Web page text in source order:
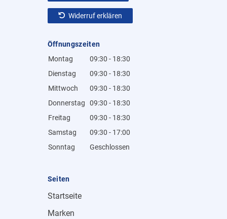
Widerruf erklären
Öffnungszeiten
Montag
09:30 - 18:30
Dienstag
09:30 - 18:30
Mittwoch
09:30 - 18:30
Donnerstag
09:30 - 18:30
Freitag
09:30 - 18:30
Samstag
09:30 - 17:00
Sonntag
Geschlossen
Seiten
Startseite
Marken